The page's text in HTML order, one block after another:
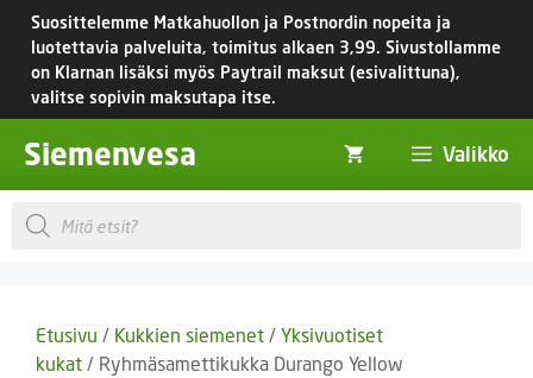
Siirry
sisältöön
Suosittelemme Matkahuollon ja Postnordin nopeita ja
luotettavia palveluita, toimitus alkaen 3,99. Sivustollamme
on Klarnan lisäksi myös Paytrail maksut (esivalittuna),
valitse sopivin maksutapa itse.
Siemenvesa Valikko
Products
search
Etusivu / Kukkien siemenet / Yksivuotiset
kukat / Ryhmäsamettikukka Durango Yellow